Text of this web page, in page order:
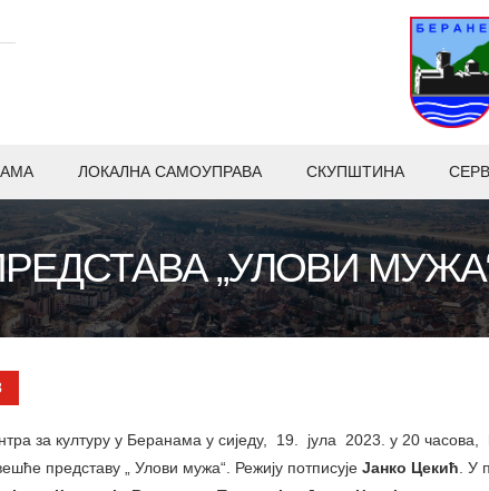
ЛОКАЛНА САМОУПРАВА СКУПШТИНА
„УЛОВИ
за културу у Беранама у сиједу, 19. јула 2023. у 20 часова,
представу „ Улови мужа“. Режију потписује Јанко Цекић. У